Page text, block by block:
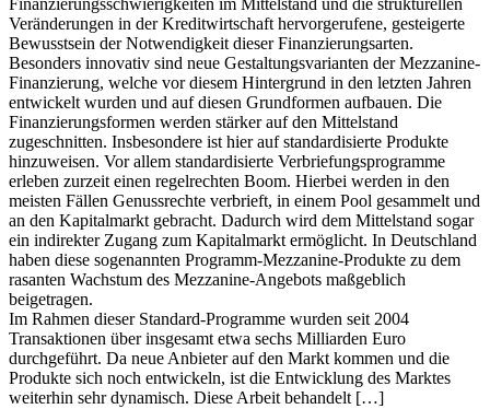
Finanzierungsschwierigkeiten im Mittelstand und die strukturellen
Veränderungen in der Kreditwirtschaft hervorgerufene, gesteigerte
Bewusstsein der Notwendigkeit dieser Finanzierungsarten.
Besonders innovativ sind neue Gestaltungsvarianten der Mezzanine-
Finanzierung, welche vor diesem Hintergrund in den letzten Jahren
entwickelt wurden und auf diesen Grundformen aufbauen. Die
Finanzierungsformen werden stärker auf den Mittelstand
zugeschnitten. Insbesondere ist hier auf standardisierte Produkte
hinzuweisen. Vor allem standardisierte Verbriefungsprogramme
erleben zurzeit einen regelrechten Boom. Hierbei werden in den
meisten Fällen Genussrechte verbrieft, in einem Pool gesammelt und
an den Kapitalmarkt gebracht. Dadurch wird dem Mittelstand sogar
ein indirekter Zugang zum Kapitalmarkt ermöglicht. In Deutschland
haben diese sogenannten Programm-Mezzanine-Produkte zu dem
rasanten Wachstum des Mezzanine-Angebots maßgeblich
beigetragen.
Im Rahmen dieser Standard-Programme wurden seit 2004
Transaktionen über insgesamt etwa sechs Milliarden Euro
durchgeführt. Da neue Anbieter auf den Markt kommen und die
Produkte sich noch entwickeln, ist die Entwicklung des Marktes
weiterhin sehr dynamisch. Diese Arbeit behandelt […]